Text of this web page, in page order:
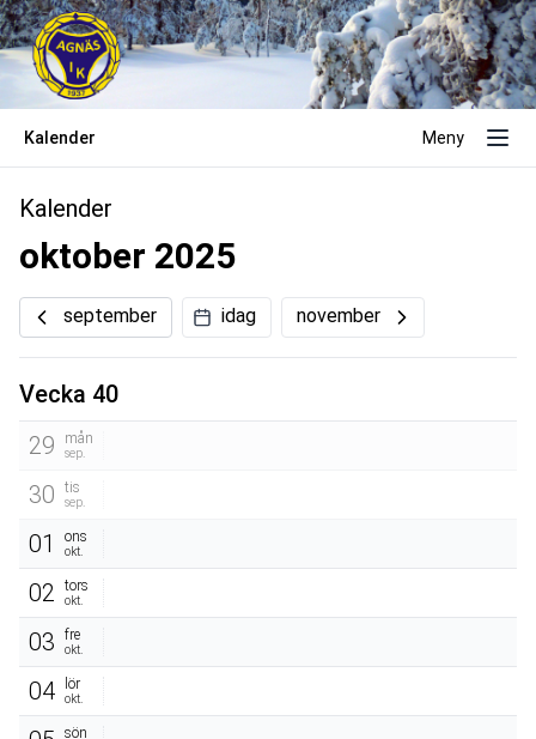
Kalender Meny
Kalender
oktober 2025
september idag november
Vecka 40
29
mån
sep.
30 tis
sep.
01 ons
okt.
02 tors
okt.
03 fre
okt.
04 lör
okt.
sön